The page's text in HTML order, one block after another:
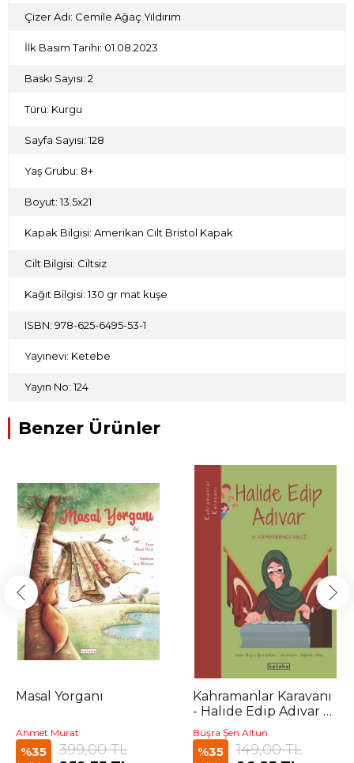
Çizer Adı: Cemile Ağaç Yıldırım
İlk Basım Tarihi: 01.08.2023
Baskı Sayısı: 2
Türü: Kurgu
Sayfa Sayısı: 128
Yaş Grubu: 8+
Boyut: 13.5x21
Kapak Bilgisi: Amerikan Cilt Bristol Kapak
Cilt Bilgisi: Ciltsiz
Kağıt Bilgisi: 130 gr mat kuşe
ISBN: 978-625-6495-53-1
Yayınevi: Ketebe
Yayın No: 124
Benzer Ürünler
Masal Yorganı
Ahmet Murat
%35
399,00 TL
Kahramanlar Karavanı
- Halide Edip Adıvar ve
Kahverengi Valiz
Büşra Şen Altun
%35
149,00 TL